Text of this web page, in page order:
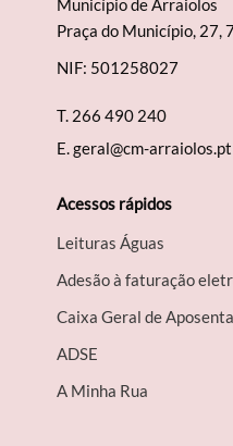
Município de Arraiolos
Praça do Município, 27,
NIF: 501258027
T. 266 490 240
E.geral@cm-arraiolos.pt
Acessos rápidos
Leituras Águas
Adesão à faturação
Caixa Geral de
A​DSE
A Minha Rua